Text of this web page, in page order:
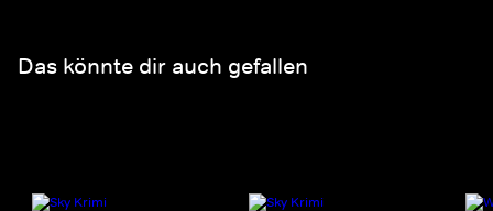
Das könnte dir auch gefallen